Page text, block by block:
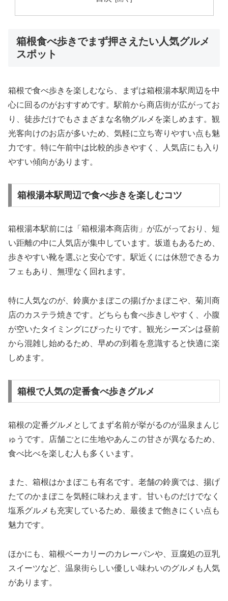
箱根食べ歩きでまず押さえたい人気グルメ
スポット
箱根で食べ歩きを楽しむなら、まずは箱根湯本駅周辺を中
心に回るのがおすすめです。駅前から商店街が広がってお
り、徒歩だけでもさまざまな名物グルメを楽しめます。観
光客向けのお店が多いため、気軽に立ち寄りやすい点も魅
力です。特に午前中は比較的歩きやすく、人気店にも入り
やすい傾向があります。
箱根湯本駅周辺で食べ歩きを楽しむコツ
箱根湯本駅前には「箱根湯本商店街」が広がっており、短
い距離の中に人気店が集中しています。坂道もあるため、
歩きやすい靴を選ぶと安心です。駅近くには休憩できるカ
フェもあり、無理なく回れます。
特に人気なのが、鈴廣かまぼこの揚げかまぼこや、菊川商
店のカステラ焼きです。どちらも食べ歩きしやすく、小腹
が空いたタイミングにぴったりです。観光シーズンは昼前
から混雑し始めるため、早めの到着を意識すると快適に楽
しめます。
箱根で人気の定番食べ歩きグルメ
箱根の定番グルメとしてまず名前が挙がるのが温泉まんじ
ゅうです。店舗ごとに生地やあんこの甘さが異なるため、
食べ比べを楽しむ人も多くいます。
また、箱根はかまぼこも有名です。老舗の鈴廣では、揚げ
たてのかまぼこを気軽に味わえます。甘いものだけでなく
塩系グルメも充実しているため、最後まで飽きにくい点も
魅力です。
ほかにも、箱根ベーカリーのカレーパンや、豆腐処の豆乳
スイーツなど、温泉街らしい優しい味わいのグルメも人気
があります。